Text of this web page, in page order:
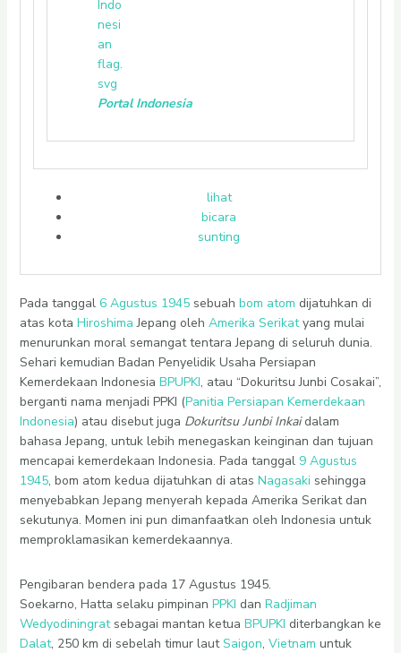
Portal Indonesia
lihat
bicara
sunting
Pada tanggal 6 Agustus 1945sebuah bom atom dijatuhkan di
atas kota Hiroshima Jepang oleh Amerika Serikatyang mulai
menurunkan moral semangat tentara Jepang di seluruh dunia.
Sehari kemudian Badan Penyelidik Usaha Persiapan
Kemerdekaan Indonesia BPUPKI, atau “Dokuritsu Junbi Cosakai”,
berganti nama menjadi PPKI (Panitia Persiapan Kemerdekaan
Indonesia) atau disebut juga Dokuritsu Junbi Inkaidalam
bahasa Jepang, untuk lebih menegaskan keinginan dan tujuan
mencapai kemerdekaan Indonesia. Pada tanggal 9 Agustus
1945, bom atom kedua dijatuhkan di atas Nagasaki sehingga
menyebabkan Jepang menyerah kepada Amerika Serikat dan
sekutunya. Momen ini pun dimanfaatkan oleh Indonesia untuk
memproklamasikan kemerdekaannya.
Pengibaran bendera pada 17 Agustus 1945.
Soekarno, Hatta selaku pimpinan PPKI dan Radjiman
Wedyodiningratsebagai mantan ketua BPUPKI diterbangkan ke
Dalat, 250 km di sebelah timur lautSaigon, Vietnam untuk